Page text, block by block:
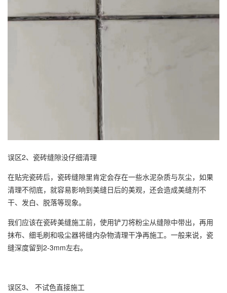
误区2、瓷砖缝隙没仔细清理
在贴完瓷砖后，瓷砖缝隙里肯定会存在一些水泥杂质与灰尘，如果
清理不彻底，就容易影响到美缝日后的美观，还会造成美缝剂不
干、发白、脱落等现象。
我们应该在瓷砖美缝施工前，使用铲刀将粉尘从缝隙中带出，再用
抹布、细毛刷和吸尘器将缝内杂物清理干净再施工。一般来说，瓷
缝深度留到2-3mm左右。
误区3、 不试色直接施工